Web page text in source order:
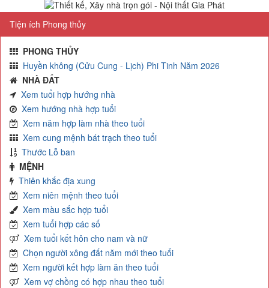
Tiện ích Phong thủy
PHONG THỦY
Huyền không (Cửu Cung - Lịch) Phi Tinh Năm 2026
NHÀ ĐẤT
Xem tuổi hợp hướng nhà
Xem hướng nhà hợp tuổi
Xem năm hợp làm nhà theo tuổi
Xem cung mệnh bát trạch theo tuổi
Thước Lỗ ban
MỆNH
Thiên khắc địa xung
Xem niên mệnh theo tuổi
Xem màu sắc hợp tuổi
Xem tuổi hợp các số
Xem tuổi kết hôn cho nam và nữ
Chọn người xông đất năm mới theo tuổi
Xem người kết hợp làm ăn theo tuổi
Xem vợ chồng có hợp nhau theo tuổi